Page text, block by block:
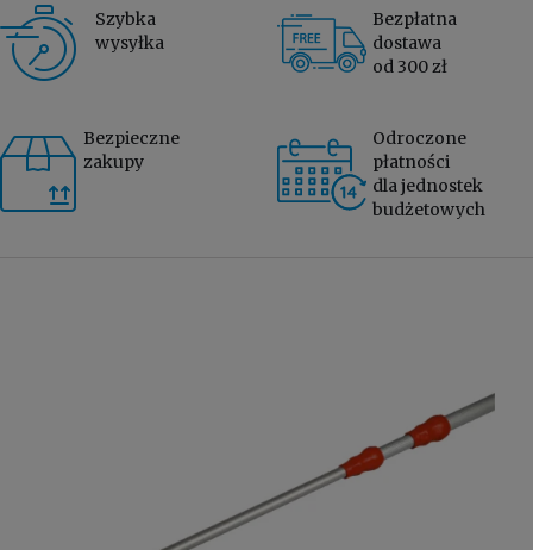
Szybka
wysyłka
Bezpłatna
dostawa
od 300 zł
Bezpieczne
zakupy
Odroczone
płatności
dla jednostek
budżetowych